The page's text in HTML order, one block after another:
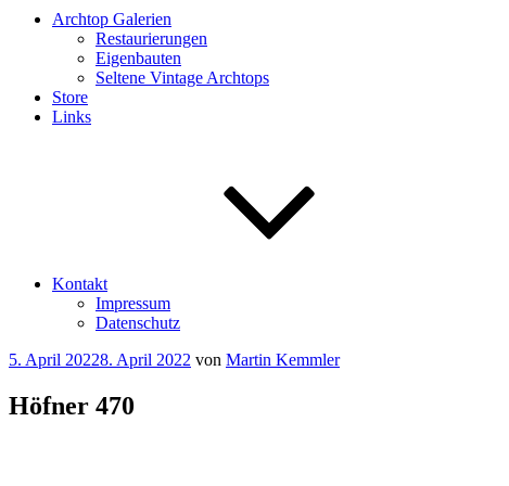
Archtop Galerien
Restaurierungen
Eigenbauten
Seltene Vintage Archtops
Store
Links
Kontakt
Impressum
Datenschutz
Veröffentlicht
5. April 20228. April 2022 von Martin Kemmler
Höfner 470